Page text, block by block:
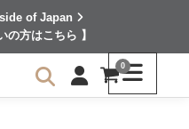
of Japan
の方はこちら 】
0